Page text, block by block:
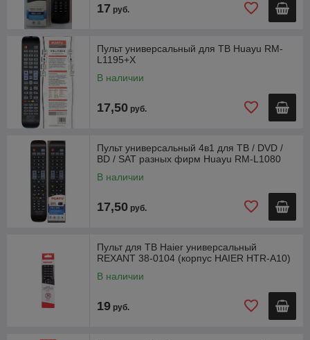
17 руб.
Пульт универсальный для ТВ Huayu RM-
L1195+X
В наличии
17,50 руб.
Пульт универсальный 4в1 для ТВ / DVD /
BD / SAT разных фирм Huayu RM-L1080
В наличии
17,50 руб.
Пульт для ТВ Haier универсальный
REXANT 38-0104 (корпус HAIER HTR-A10)
В наличии
19 руб.